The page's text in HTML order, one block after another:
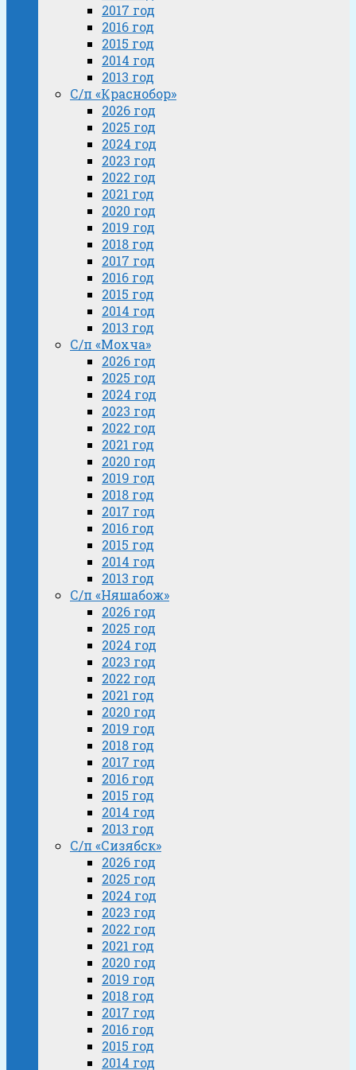
2017 год
2016 год
2015 год
2014 год
2013 год
С/п «Краснобор»
2026 год
2025 год
2024 год
2023 год
2022 год
2021 год
2020 год
2019 год
2018 год
2017 год
2016 год
2015 год
2014 год
2013 год
С/п «Мохча»
2026 год
2025 год
2024 год
2023 год
2022 год
2021 год
2020 год
2019 год
2018 год
2017 год
2016 год
2015 год
2014 год
2013 год
С/п «Няшабож»
2026 год
2025 год
2024 год
2023 год
2022 год
2021 год
2020 год
2019 год
2018 год
2017 год
2016 год
2015 год
2014 год
2013 год
С/п «Сизябск»
2026 год
2025 год
2024 год
2023 год
2022 год
2021 год
2020 год
2019 год
2018 год
2017 год
2016 год
2015 год
2014 год